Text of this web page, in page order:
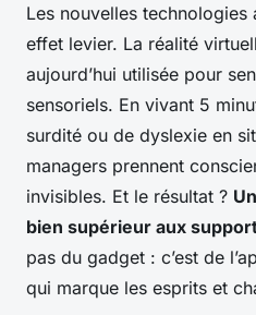
Les nouvelles
effet levier. La réalité
aujourd’hui utilisée pour
sensoriels. En vivant 5
surdité ou de dyslexie en
managers prennent
invisibles. Et le résultat ?
bien supérieur aux
pas du gadget : c’est de
qui marque les esprits et